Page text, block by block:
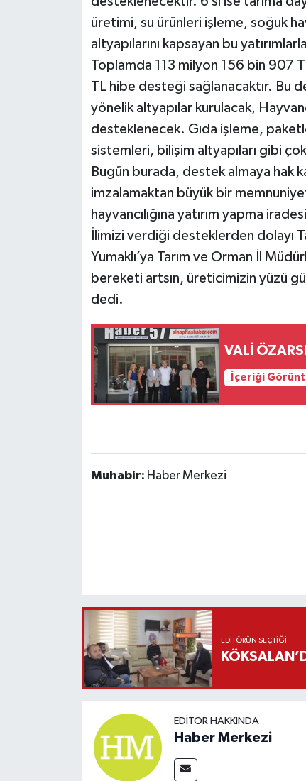
üretimi, su ürünleri işleme, soğuk
altyapılarını kapsayan bu
Toplamda 113 milyon 156 bin 907
TL hibe desteği sağlanacaktır. Bu
yönelik altyapılar kurulacak,
desteklenecek. Gıda işleme,
sistemleri, bilişim altyapıları gibi
Bugün burada, destek almaya hak
imzalamaktan büyük bir
hayvancılığına yatırım yapma
İlimizi verdiği desteklerden dolayı
Yumaklı’ya Tarım ve Orman İl
bereketi artsın, üreticimizin yüzü
dedi.
VALİ
İçeriği
Muhabir: Haber Merkezi
EDITÖRÜN SEÇTIĞI
EDITÖR HAKKINDA
Haber Merkezi